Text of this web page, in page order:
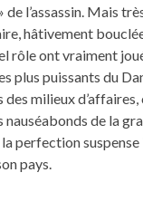
de l’assassin. Mais
hâtivement
rôle ont vraiment
plus puissants du
milieux
nauséabonds de la
perfection
pays.